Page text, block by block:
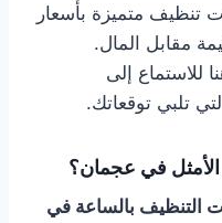
تنظيف متميزة بأسعار
مقابل المال.
للاستماع إلى
تلبي توقعاتك.
الأمثل في عجمان؟
التنظيف بالساعة في